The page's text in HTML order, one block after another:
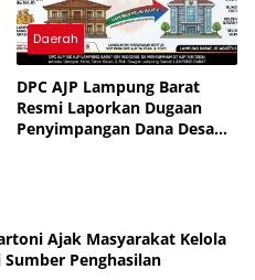
Daerah
DPC AJP Lampung Barat
Resmi Laporkan Dugaan
Penyimpangan Dana Desa
Ajak Masyarakat Kelola
Sumber Penghasilan